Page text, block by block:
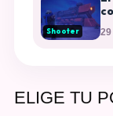
Shooter 29
ELIGE TU